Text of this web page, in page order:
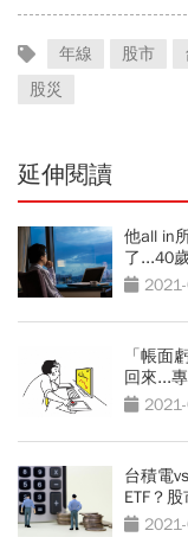
年線 股市
股災
延伸閱讀
他all in
了...40
「帳面
回來...
台積電
ETF？